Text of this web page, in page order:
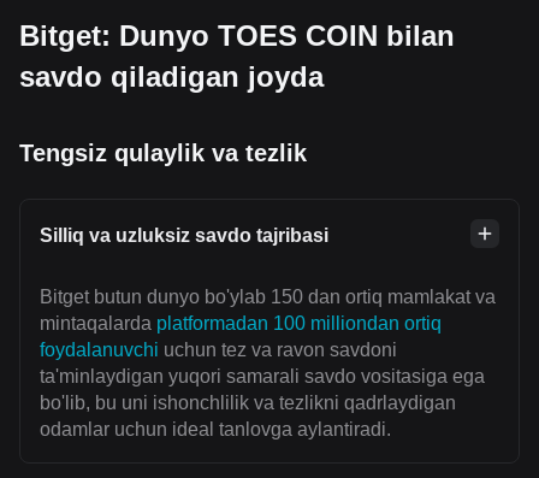
Bitget: Dunyo TOES COIN bilan
savdo qiladigan joyda
Tengsiz qulaylik va tezlik
Silliq va uzluksiz savdo tajribasi
Bitget butun dunyo bo'ylab 150 dan ortiq mamlakat va
mintaqalarda platformadan 100 milliondan ortiq
foydalanuvchi uchun tez va ravon savdoni
ta'minlaydigan yuqori samarali savdo vositasiga ega
bo'lib, bu uni ishonchlilik va tezlikni qadrlaydigan
odamlar uchun ideal tanlovga aylantiradi.